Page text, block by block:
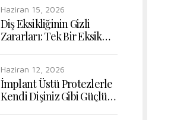
Haziran 15, 2026
Diş Eksikliğinin Gizli
Zararları: Tek Bir Eksik
Haziran 12, 2026
İmplant Üstü Protezlerle
Kendi Dişiniz Gibi Güçlü